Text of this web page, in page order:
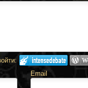
Email